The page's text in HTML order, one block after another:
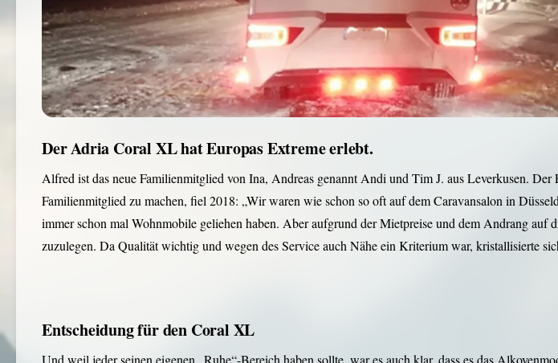
Der Adria Coral XL hat Europas Extreme erlebt.
Alfred ist das neue Familienmitglied von Ina, Andreas genannt Andi und Tim J. aus Leverkusen.
Familienmitglied zu machen, fiel 2018: „Wir waren wie schon so oft auf dem Caravansalon in
immer schon mal Wohnmobile geliehen haben. Aber aufgrund der Mietpreise und dem Andrang
zuzulegen. Da Qualität wichtig und wegen des Service auch Nähe ein Kriterium war, kristallisierte
Entscheidung für den Coral XL
Und weil jeder seinen eigenen „Ruhe“-Bereich haben sollte, war es auch klar, dass es das